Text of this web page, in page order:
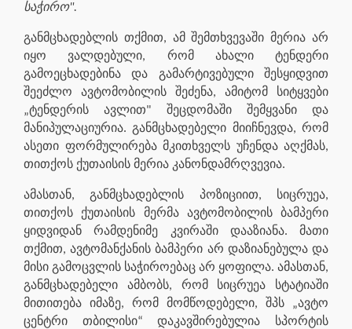
საჭირო".
განმცხადებლის თქმით, ამ შემთხვევაში მერია არ
იყო ვალდებული, რომ ახალი ტენდერი
გამოეცხადებინა და გამარტივებული შესყიდვით
შეეძლო ავტომობილის შეძენა, ამიტომ სიტყვები
„ტენდერის ავლით" შეცდომაში შემყვანი და
მანიპულაციურია. განმცხადებელი მიიჩნევდა, რომ
ასეთი ფორმულირება მკითხველს უჩენდა აღქმას,
თითქოს ქუთაისის მერია კანონდამრღვევია.
ამასთან, განმცხადებლის პოზიციით, სიცრუეა,
თითქოს ქუთაისის მერმა ავტომობილის ბამპერი
ყიდვიდან რამდენიმე კვირაში დააზიანა. მათი
თქმით, ავტომანქანის ბამპერი არ დაზიანებულა და
მისი გამოცვლის საჭიროებაც არ ყოფილა. ამასთან,
განმცხადებელი ამბობს, რომ სიცრუეა სტატიაში
მითითება იმაზე, რომ მომწოდებელი, შპს „ავტო
ცენტრი თბილისი“ დაკავშირებულია სპორტის